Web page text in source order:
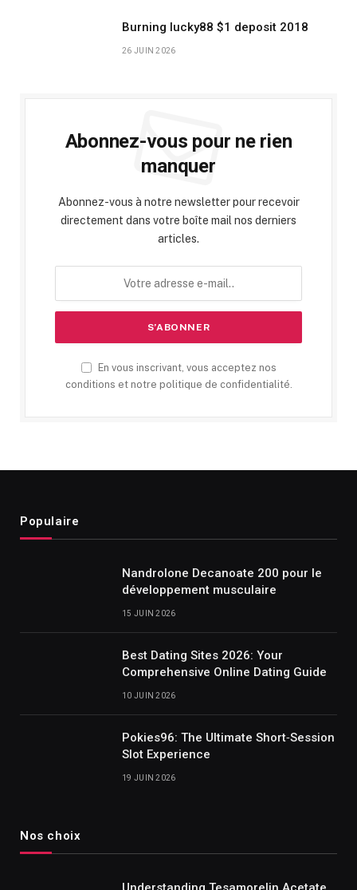
Burning lucky88 $1 deposit 2018
26 JUIN 2026
Abonnez-vous pour ne rien
manquer
Abonnez-vous à notre newsletter pour recevoir
directement dans votre boîte mail nos derniers
articles.
En vous inscrivant, vous acceptez nos
conditions et notre politique de confidentialité.
Populaire
Nandrolone Decanoate 200 pour le
développement musculaire
15 JUIN 2026
Best Dating Sites 2026: Your
Comprehensive Online Dating Guide
10 JUIN 2026
Pokies96: The Ultimate Short‑Session
Slot Experience
19 JUIN 2026
Nos choix